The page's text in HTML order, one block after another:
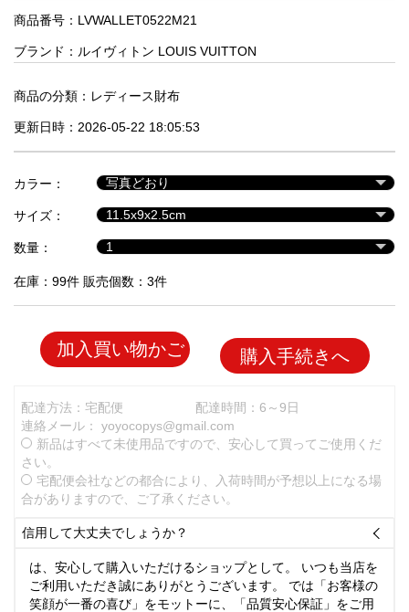
人
気
商
セ
ル
品
商品番号：LVWALLET0522M21
ブランド： ルイヴィトン LOUIS VUITTON
商品の分類： レディース財布
更新日時：2026-05-22 18:05:53
カラー：
サイズ：
数量：
在庫：99件 販売個数：3件
加入買い物かご 購入手続きへ
配達方法：宅配便
配達時間：6～9日
連絡メール： yoyocopys@gmail.com
新品はすべて未使用品ですので、安心して買ってご使用くだ
さい。
宅配便会社などの都合により、入荷時間が予想以上になる場
合がありますので、ご了承ください。
信用して大丈夫でしょうか？ 
は、安心して購入いただけるショップとして。 いつも当店を
ご利用いただき誠にありがとうございます。 では「お客様の
笑顔が一番の喜び」をモットーに、「品質安心保証」をご用